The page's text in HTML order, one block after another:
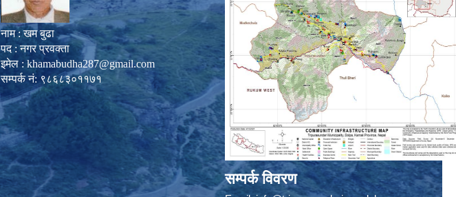
नाम : खम बुढा
पद : नगर प्रवक्ता
इमेल : khamabudha287@gmail.com
सम्पर्क नं: ९८६८३०११७१
सम्पर्क विवरण